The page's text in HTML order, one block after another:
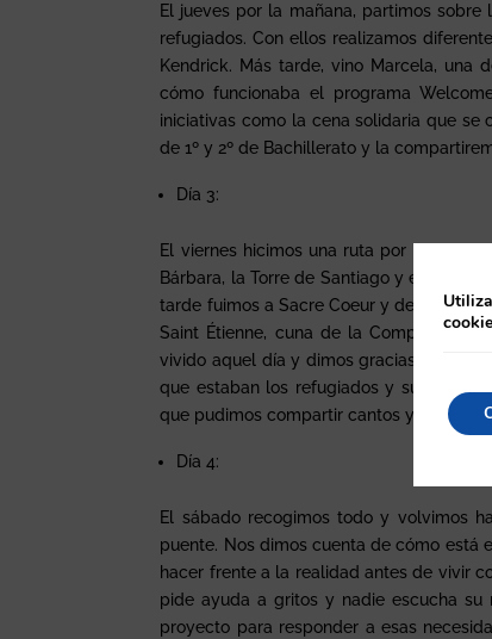
El jueves por la mañana, partimos
refugiados. Con ellos realizamos
Kendrick. Más tarde, vino Marcela, una
cómo funcionaba el programa
iniciativas como la cena solidaria que se
de 1º y 2º de Bachillerato y la
Día 3:
El viernes hicimos una ruta por los
Bárbara, la Torre de Santiago y el Barrio
tarde fuimos a Sacre Coeur y después
Saint Étienne, cuna de la Compañía de
vivido aquel día y dimos gracias por ello.
que estaban los refugiados y sus
que pudimos compartir cantos y charlas
Día 4:
El sábado recogimos todo y volvimos
puente. Nos dimos cuenta de cómo está
hacer frente a la realidad antes de vivir
pide ayuda a gritos y nadie escucha su
proyecto para responder a esas